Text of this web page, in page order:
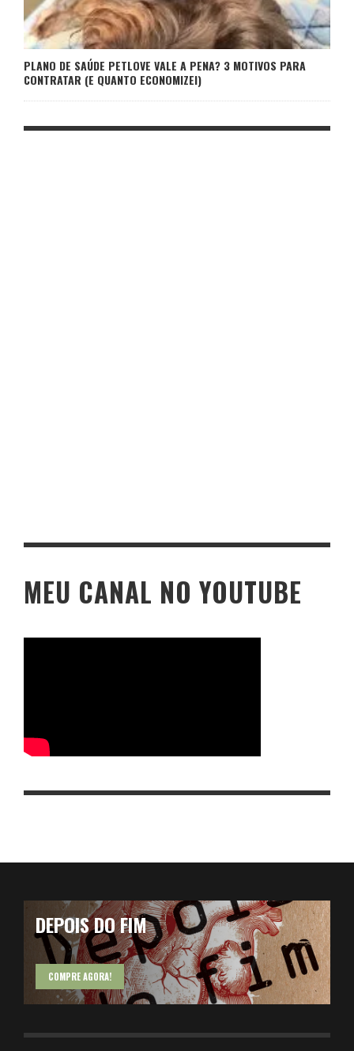
PLANO DE SAÚDE PETLOVE VALE A PENA? 3 MOTIVOS PARA
CONTRATAR (E QUANTO ECONOMIZEI)
MEU CANAL NO YOUTUBE
DEPOIS DO FIM
COMPRE AGORA!